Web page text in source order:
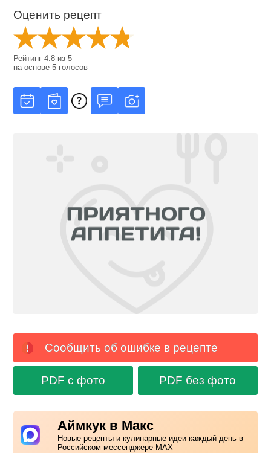
Оценить рецепт
Рейтинг4.8 из5
на основе5 голосов
Сообщить об ошибке в рецепте
PDF с фото PDF без фото
Аймкук в Макс
Новые рецепты и кулинарные идеи каждый день в
Российском мессенджере MAX